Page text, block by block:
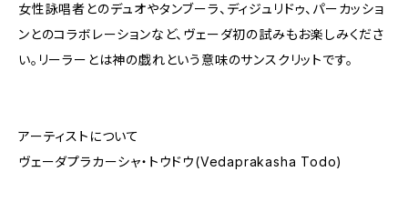
女性詠唱者とのデュオやタンブーラ、ディジュリドゥ、パーカッショ
ンとのコラボレーションなど、ヴェーダ初の試みもお楽しみくださ
い。リーラーとは神の戯れという意味のサンスクリットです。
アーティストについて
ヴェーダプラカーシャ・トウドウ(Vedaprakasha Todo)